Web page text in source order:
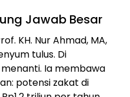
Jawab Besar
KH. Nur Ahmad, MA,
tulus. Di
Ia membawa
potensi zakat di